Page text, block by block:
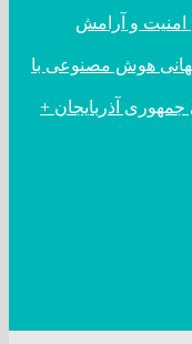
امنیت و آرامش
هوش مصنوعی با
جمهوری آذربایجان +